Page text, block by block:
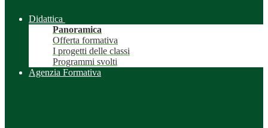
Didattica
Panoramica
Offerta formativa
I progetti delle classi
Programmi svolti
Agenzia Formativa